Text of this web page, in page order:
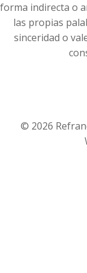
forma indirecta o
las propias
sinceridad o
© 2026